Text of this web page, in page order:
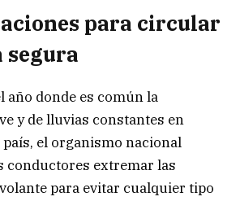
para circular
segura
año donde es común la
y de lluvias constantes en
el organismo nacional
conductores extremar las
para evitar cualquier tipo